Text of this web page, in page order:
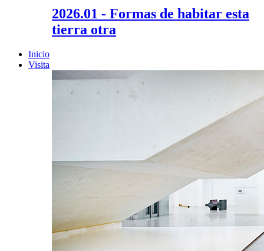
2026.01 - Formas de habitar esta
tierra otra
Inicio
Visita